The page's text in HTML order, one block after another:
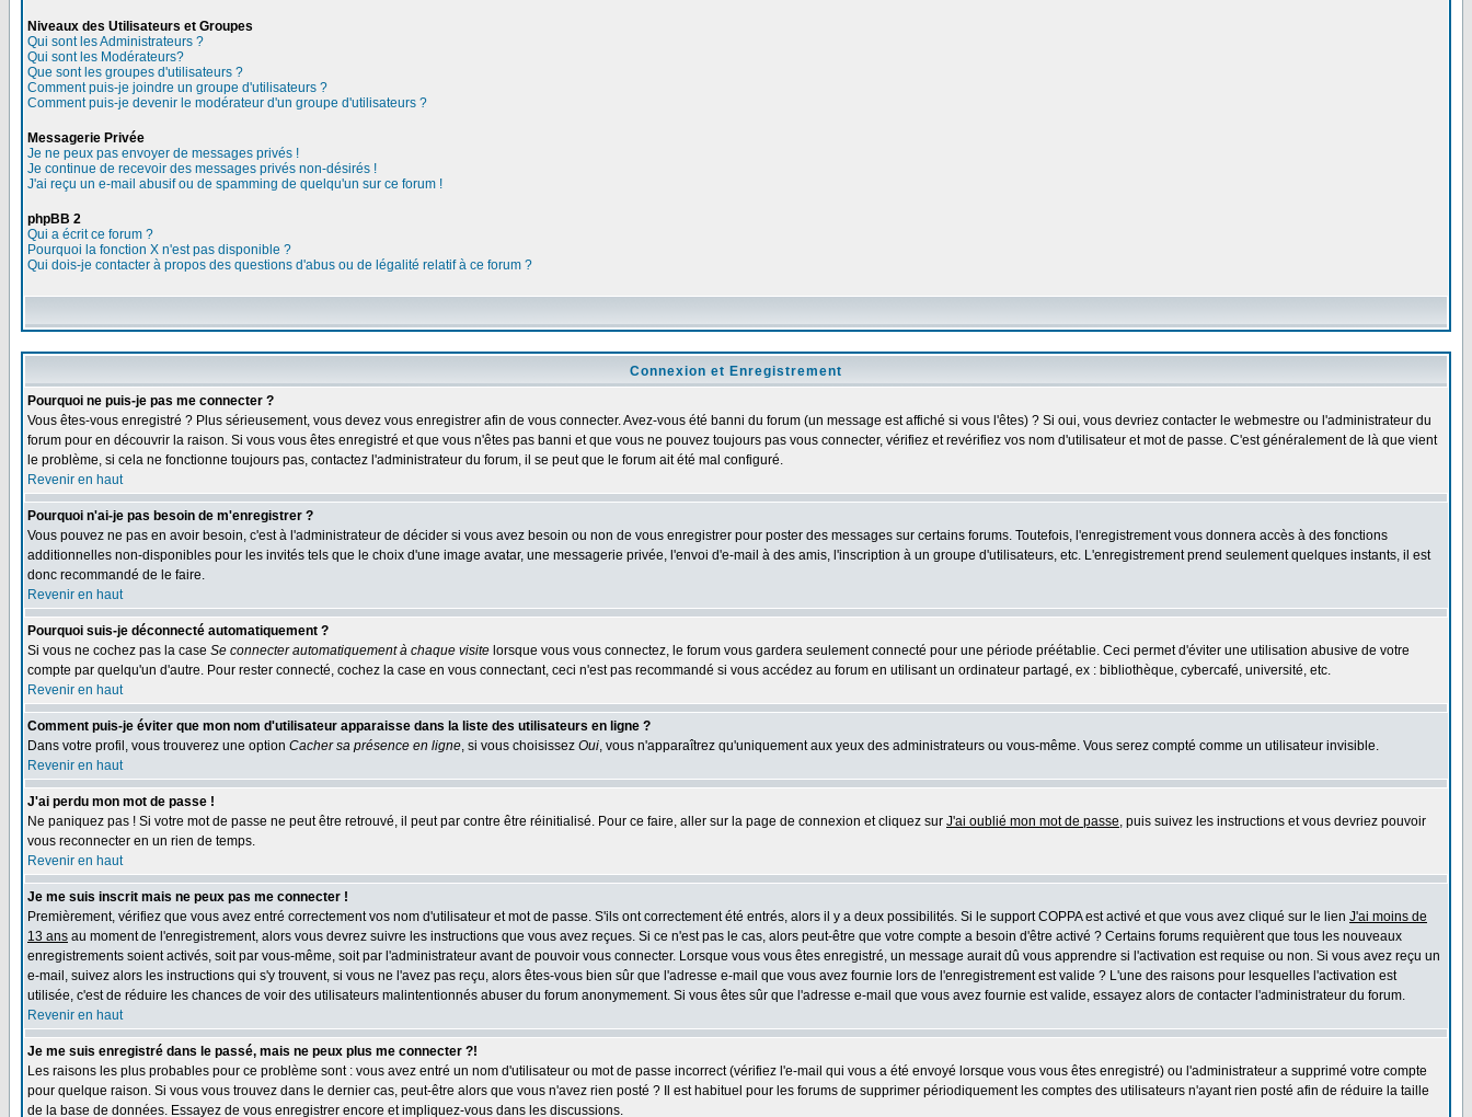
Niveaux des Utilisateurs et Groupes
Qui sont les Administrateurs ?
Qui sont les Modérateurs?
Que sont les groupes d'utilisateurs ?
Comment puis-je joindre un groupe d'utilisateurs ?
Comment puis-je devenir le modérateur d'un groupe d'utilisateurs ?
Messagerie Privée
Je ne peux pas envoyer de messages privés !
Je continue de recevoir des messages privés non-désirés !
J'ai reçu un e-mail abusif ou de spamming de quelqu'un sur ce forum !
phpBB 2
Qui a écrit ce forum ?
Pourquoi la fonction X n'est pas disponible ?
Qui dois-je contacter à propos des questions d'abus ou de légalité relatif à ce forum ?
Connexion et Enregistrement
Pourquoi ne puis-je pas me connecter ?
Vous êtes-vous enregistré ? Plus sérieusement, vous devez vous enregistrer afin de vous connecter. Avez-vous été banni du forum (un message est affiché si vous l'êtes) ? Si oui, vous devriez contacter le webmestre ou l'administrateur du
forum pour en découvrir la raison. Si vous vous êtes enregistré et que vous n'êtes pas banni et que vous ne pouvez toujours pas vous connecter, vérifiez et revérifiez vos nom d'utilisateur et mot de passe. C'est généralement de là que vient
le problème, si cela ne fonctionne toujours pas, contactez l'administrateur du forum, il se peut que le forum ait été mal configuré.
Revenir en haut
Pourquoi n'ai-je pas besoin de m'enregistrer ?
Vous pouvez ne pas en avoir besoin, c'est à l'administrateur de décider si vous avez besoin ou non de vous enregistrer pour poster des messages sur certains forums. Toutefois, l'enregistrement vous donnera accès à des fonctions
additionnelles non-disponibles pour les invités tels que le choix d'une image avatar, une messagerie privée, l'envoi d'e-mail à des amis, l'inscription à un groupe d'utilisateurs, etc. L'enregistrement prend seulement quelques instants, il est
donc recommandé de le faire.
Revenir en haut
Pourquoi suis-je déconnecté automatiquement ?
Si vous ne cochez pas la case Se connecter automatiquement à chaque visite lorsque vous vous connectez, le forum vous gardera seulement connecté pour une période préétablie. Ceci permet d'éviter une utilisation abusive de votre
compte par quelqu'un d'autre. Pour rester connecté, cochez la case en vous connectant, ceci n'est pas recommandé si vous accédez au forum en utilisant un ordinateur partagé, ex : bibliothèque, cybercafé, université, etc.
Revenir en haut
Comment puis-je éviter que mon nom d'utilisateur apparaisse dans la liste des utilisateurs en ligne ?
Dans votre profil, vous trouverez une option Cacher sa présence en ligne, si vous choisissez Oui, vous n'apparaîtrez qu'uniquement aux yeux des administrateurs ou vous-même. Vous serez compté comme un utilisateur invisible.
Revenir en haut
J'ai perdu mon mot de passe !
Ne paniquez pas ! Si votre mot de passe ne peut être retrouvé, il peut par contre être réinitialisé. Pour ce faire, aller sur la page de connexion et cliquez sur J'ai oublié mon mot de passe, puis suivez les instructions et vous devriez pouvoir
vous reconnecter en un rien de temps.
Revenir en haut
Je me suis inscrit mais ne peux pas me connecter !
Premièrement, vérifiez que vous avez entré correctement vos nom d'utilisateur et mot de passe. S'ils ont correctement été entrés, alors il y a deux possibilités. Si le support COPPA est activé et que vous avez cliqué sur le lien J'ai moins de
13 ans au moment de l'enregistrement, alors vous devrez suivre les instructions que vous avez reçues. Si ce n'est pas le cas, alors peut-être que votre compte a besoin d'être activé ? Certains forums requièrent que tous les nouveaux
enregistrements soient activés, soit par vous-même, soit par l'administrateur avant de pouvoir vous connecter. Lorsque vous vous êtes enregistré, un message aurait dû vous apprendre si l'activation est requise ou non. Si vous avez reçu un
e-mail, suivez alors les instructions qui s'y trouvent, si vous ne l'avez pas reçu, alors êtes-vous bien sûr que l'adresse e-mail que vous avez fournie lors de l'enregistrement est valide ? L'une des raisons pour lesquelles l'activation est
utilisée, c'est de réduire les chances de voir des utilisateurs malintentionnés abuser du forum anonymement. Si vous êtes sûr que l'adresse e-mail que vous avez fournie est valide, essayez alors de contacter l'administrateur du forum.
Revenir en haut
Je me suis enregistré dans le passé, mais ne peux plus me connecter ?!
Les raisons les plus probables pour ce problème sont : vous avez entré un nom d'utilisateur ou mot de passe incorrect (vérifiez l'e-mail qui vous a été envoyé lorsque vous vous êtes enregistré) ou l'administrateur a supprimé votre compte
pour quelque raison. Si vous vous trouvez dans le dernier cas, peut-être alors que vous n'avez rien posté ? Il est habituel pour les forums de supprimer périodiquement les comptes des utilisateurs n'ayant rien posté afin de réduire la taille
de la base de données. Essayez de vous enregistrer encore et impliquez-vous dans les discussions.